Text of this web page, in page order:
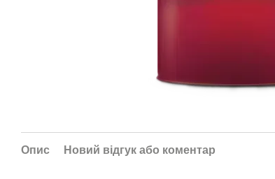
Опис Новий відгук або коментар